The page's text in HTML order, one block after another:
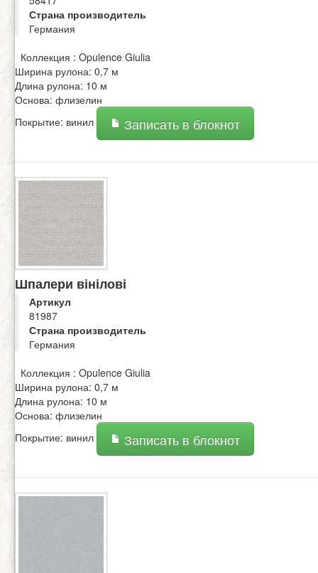
Страна производитель
Германия
Коллекция : Opulence Giulia
Ширина рулона: 0,7 м
Длина рулона: 10 м
Основа: флизелин
Покрытие: винил
Записать в блокнот
Шпалери вінілові
Артикул
81987
Страна производитель
Германия
Коллекция : Opulence Giulia
Ширина рулона: 0,7 м
Длина рулона: 10 м
Основа: флизелин
Покрытие: винил
Записать в блокнот